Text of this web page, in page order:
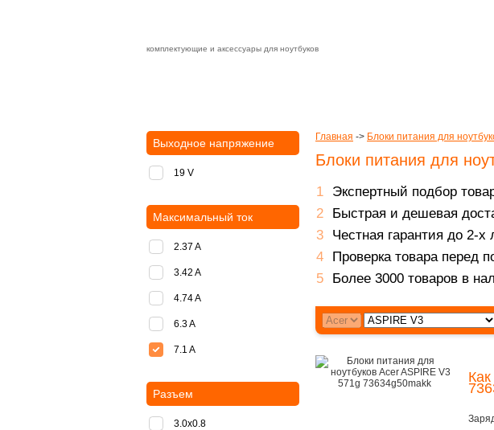
комплектующие и аксессуары для ноутбуков
Главная -> Блоки питания для
Блоки питания для
Экспертный подбор
Быстрая и дешевая
Честная гарантия до 2-х
Проверка товара перед
Более 3000 товаров в
Выходное напряжение
19 V
Максимальный ток
2.37 A
3.42 A
4.74 A
6.3 A
7.1 A
Разъем
3.0x0.8